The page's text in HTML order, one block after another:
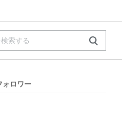
ォロワー